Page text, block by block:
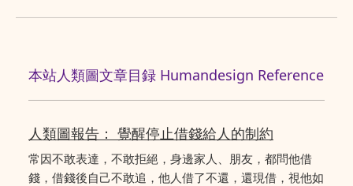
本站人類圖文章目録 Humandesign Reference
人類圖報告： 覺醒停止借錢給人的制約
常因不敢表達，不敢拒絕，身邊家人、朋友，都問他借
錢，借錢後自己不敢追，他人借了不還，還現借，視他如